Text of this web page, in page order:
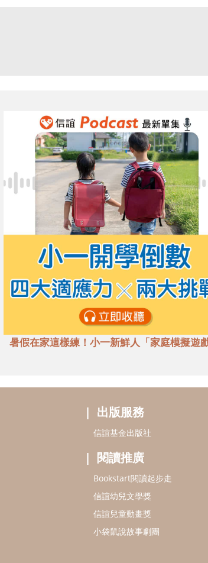
暑假在家這樣練！小一新鮮人「家庭模擬遊
出版服務
信誼基金出版社
閱讀推廣
Bookstart閱讀起步走
信誼幼兒文學獎
信誼兒童動畫獎
小袋鼠說故事劇團